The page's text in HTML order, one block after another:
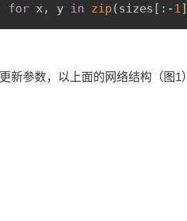
for x , y in zip( sizes [ : - 1 ]
新参数，以上面的网络结构（图1